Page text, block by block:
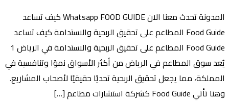
المدونة تحدث معنا الان Whatsapp FOOD GUIDE كيف تساعد
Food Guide المطاعم على تحقيق الربحية والاستدامة كيف تساعد
Food Guide المطاعم على تحقيق الربحية والاستدامة في الرياض 1
يُعد سوق المطاعم في الرياض من أكثر الأسواق نموًا وتنافسية في
المملكة، مما يجعل تحقيق الربحية تحديًا حقيقيًا لأصحاب المشاريع.
وهنا تأتي Food Guide كشركة استشارات مطاعم […]